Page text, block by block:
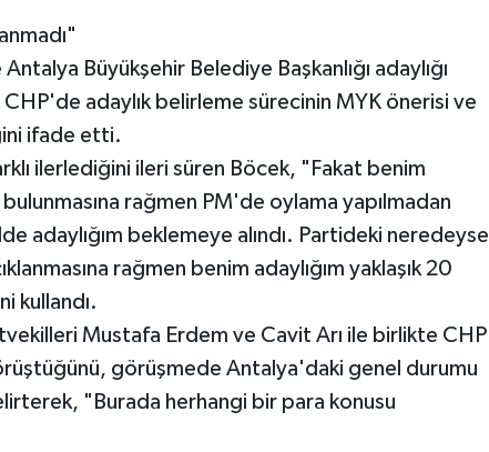
Büyükşehir Belediye Başkanlığı adaylığı
adaylık belirleme sürecinin MYK önerisi ve
ifade etti.
ilerlediğini ileri süren Böcek, "Fakat benim
rağmen PM'de oylama yapılmadan
adaylığım beklemeye alındı. Partideki neredeyse
rağmen benim adaylığım yaklaşık 20
kullandı.
Mustafa Erdem ve Cavit Arı ile birlikte CHP
görüşmede Antalya'daki genel durumu
"Burada herhangi bir para konusu